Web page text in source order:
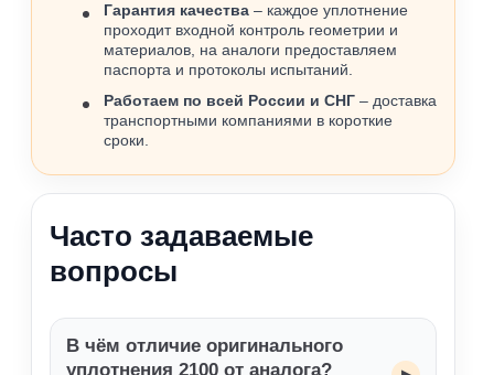
Гарантия качества – каждое уплотнение
проходит входной контроль геометрии и
материалов, на аналоги предоставляем
паспорта и протоколы испытаний.
Работаем по всей России и СНГ – доставка
транспортными компаниями в короткие
сроки.
Часто задаваемые
вопросы
В чём отличие оригинального
уплотнения 2100 от аналога?